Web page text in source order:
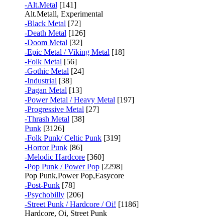
-Alt.Metal [141]
Alt.Metall, Experimental
-Black Metal [72]
-Death Metal [126]
-Doom Metal [32]
-Epic Metal / Viking Metal [18]
-Folk Metal [56]
-Gothic Metal [24]
-Industrial [38]
-Pagan Metal [13]
-Power Metal / Heavy Metal [197]
-Progressive Metal [27]
-Thrash Metal [38]
Punk [3126]
-Folk Punk/ Celtic Punk [319]
-Horror Punk [86]
-Melodic Hardcore [360]
-Pop Punk / Power Pop [2298]
Pop Punk,Power Pop,Easycore
-Post-Punk [78]
-Psychobilly [206]
-Street Punk / Hardcore / Oi! [1186]
Hardcore, Oi, Street Punk